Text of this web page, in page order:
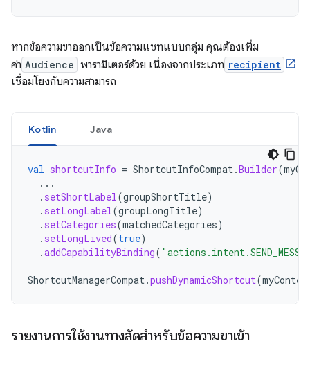
หากข้อความขาออกเป็นข้อความแชทแบบกลุ่ม คุณต้องเพิ่ม
ค่า Audience พารามิเตอร์ด้วย เนื่องจากประเภท recipient
เชื่อมโยงกับความสามารถ
Kotlin Java
val shortcutInfo = ShortcutInfoCompat.Builder(
...
. setShortLabel(groupShortTitle)
. setLongLabel(groupLongTitle)
. setCategories(matchedCategories)
. setLongLived(true)
.addCapabilityBinding(
ShortcutManagerCompat.pushDynamicShortcut(
รายงานการใช้งานทางลัดสำหรับข้อความขาเข้า